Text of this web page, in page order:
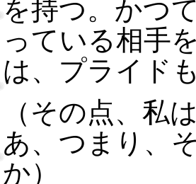
を持つ。かつ
っている相手
は、プライド
（その点、私
あ、つまり、
か）